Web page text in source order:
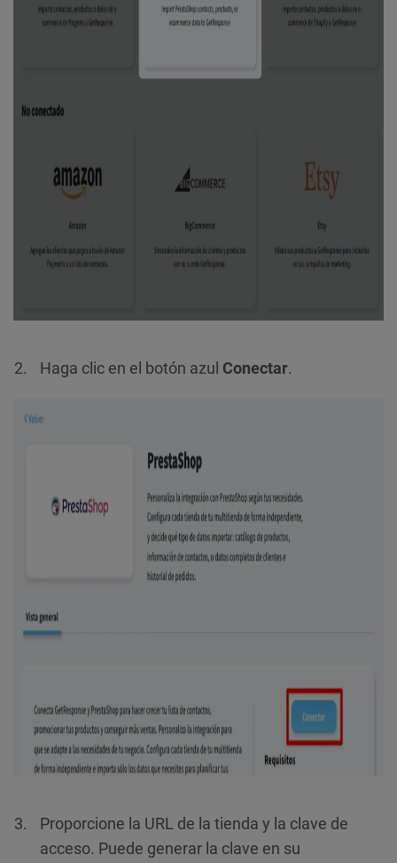
Haga clic en el botón azul Conectar.
Proporcione la URL de la tienda y la clave de
acceso. Puede generar la clave en su